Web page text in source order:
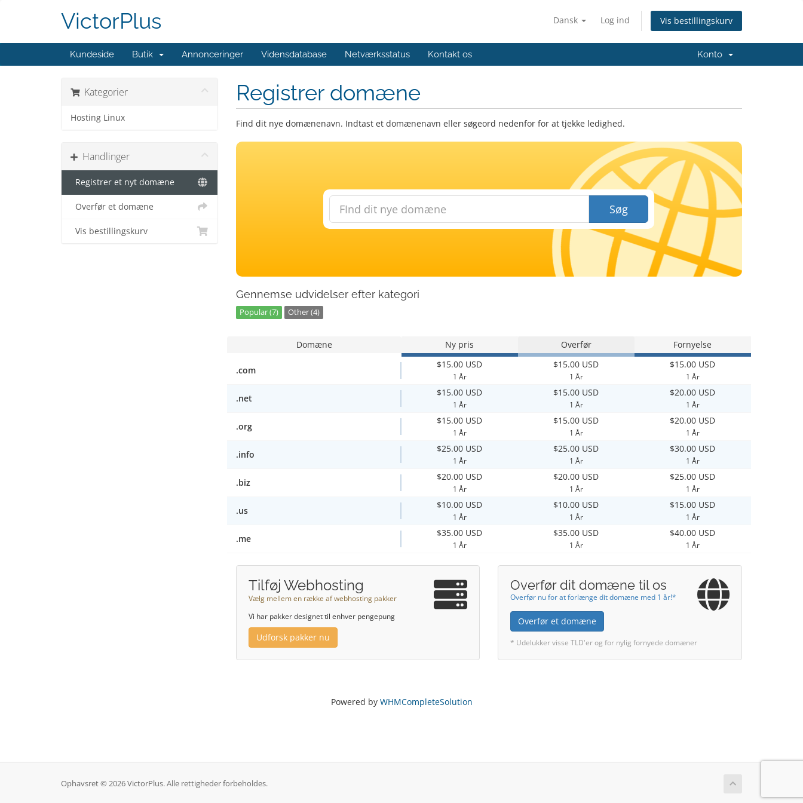
Dansk Log ind Vis bestillingskurv
VictorPlus
Kundeside Butik Annonceringer Vidensdatabase Netværksstatus Kontakt os Konto
Kategorier
Hosting Linux
Handlinger
Registrer et nyt domæne
Overfør et domæne
Vis bestillingskurv
Registrer domæne
Find dit nye domænenavn. Indtast et domænenavn eller søgeord nedenfor for at tjekke ledighed.
Søg
Gennemse udvidelser efter kategori
Popular (7) Other (4)
Domæne Ny pris Overfør Fornyelse
.com
$15.00 USD
1 År
$15.00 USD
1 År
$15.00 USD
1 År
.net
$15.00 USD
1 År
$15.00 USD
1 År
$20.00 USD
1 År
.org
$15.00 USD
1 År
$15.00 USD
1 År
$20.00 USD
1 År
.info
$25.00 USD
1 År
$25.00 USD
1 År
$30.00 USD
1 År
.biz
$20.00 USD
1 År
$20.00 USD
1 År
$25.00 USD
1 År
.us
$10.00 USD
1 År
$10.00 USD
1 År
$15.00 USD
1 År
.me
$35.00 USD
1 År
$35.00 USD
1 År
$40.00 USD
1 År
Tilføj Webhosting
Vælg mellem en række af webhosting pakker
Vi har pakker designet til enhver pengepung
Udforsk pakker nu
Overfør dit domæne til os
Overfør nu for at forlænge dit domæne med 1 år!*
Overfør et domæne
* Udelukker visse TLD'er og for nylig fornyede domæner
Powered by WHMCompleteSolution
Ophavsret © 2026 VictorPlus. Alle rettigheder forbeholdes.